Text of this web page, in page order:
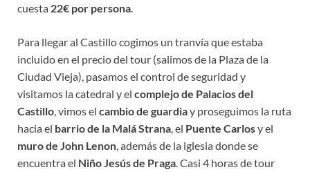
cuesta 22€ por persona.
Para llegar al Castillo cogimos un tranvía que estaba
incluido en el precio del tour (salimos de la Plaza de la
Ciudad Vieja), pasamos el control de seguridad y
visitamos la catedral y el complejo de Palacios del
Castillo, vimos el cambio de guardiay proseguimos la ruta
hacia el barrio de la Malá Strana, el Puente Carlosy el
muro de John Lenon, además de la iglesia donde se
encuentra el Niño Jesús de Praga. Casi 4 horas de tour